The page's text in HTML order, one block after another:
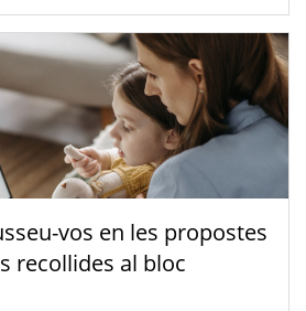
vos en les propostes
recollides al bloc